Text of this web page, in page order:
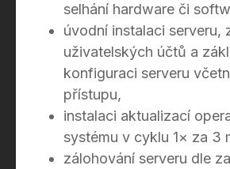
selhání hardware či
úvodní instalaci serveru,
uživatelských účtů a
konfiguraci serveru
přístupu,
instalaci aktualizací
systému v cyklu 1× za 3
zálohování serveru dle